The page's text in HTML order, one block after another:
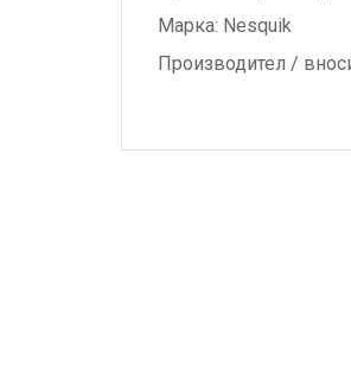
Марка: Nesquik
Производител /